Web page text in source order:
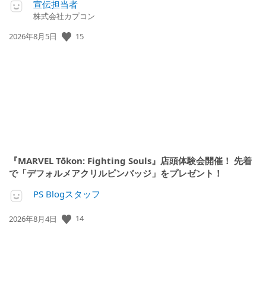
宣伝担当者
株式会社カプコン
公
2026年8月5日 15
『MARVEL Tōkon: Fighting Souls』店頭体験会開催！ 先着
で「デフォルメアクリルピンバッジ」をプレゼント！
PS Blogスタッフ
公
2026年8月4日 14